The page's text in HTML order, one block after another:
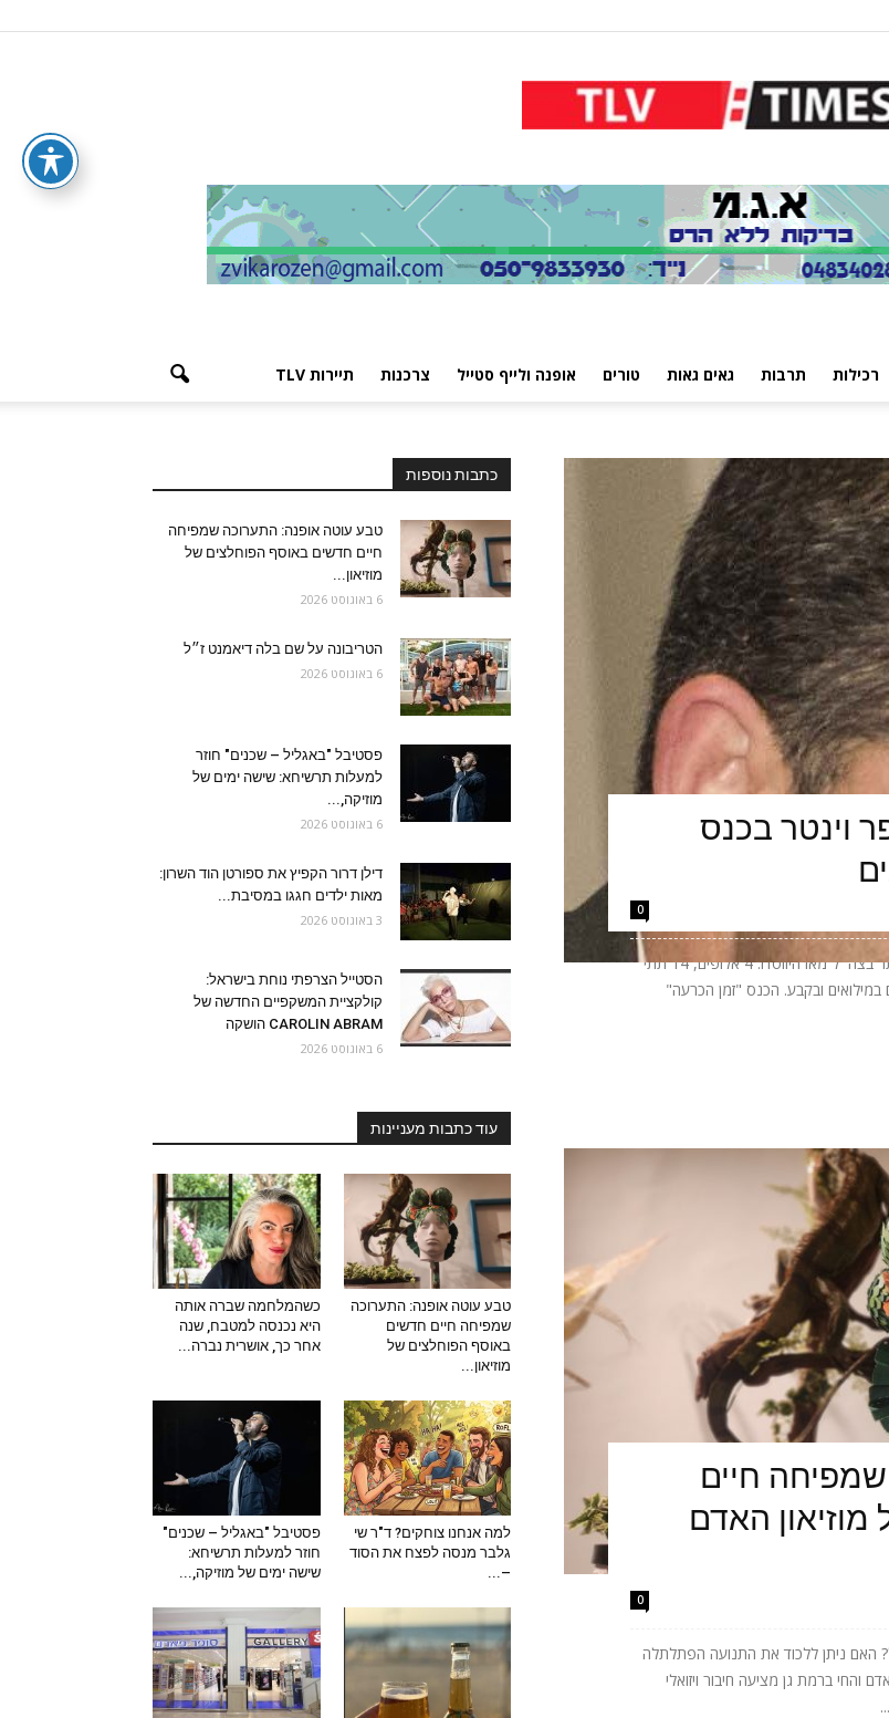
רכילות תרבות גאים גאות טורים אופנה ולייף סטייל צרכנות תיירות TLV
וינטר בכנס
0
הערב יתקיים באקספו ביתן 2 בתל אביב כנס הקצינים הגדול ביותר בצה״ל מאז היווסדו: 4 אלופים, 14 תתי
במילואים ובקבע. הכנס "זמן הכרעה"
חיים
האדם
0
האם ניתן ללכוד את התנועה הפתלתלה
והחי ברמת גן מציעה חיבור ויזואלי
כתבות נוספות
טבע עוטה אופנה: התערוכה שמפיחה
חיים חדשים באוסף הפוחלצים של
מוזיאון...
6 באוגוסט 2026
הטריבונה על שם בלה דיאמנט ז״ל
6 באוגוסט 2026
פסטיבל "באגליל – שכנים" חוזר
למעלות תרשיחא: שישה ימים של
מוזיקה,...
6 באוגוסט 2026
דילן דרור הקפיץ את ספורטן הוד השרון:
מאות ילדים חגגו במסיבת...
3 באוגוסט 2026
הסטייל הצרפתי נוחת בישראל:
קולקציית המשקפיים החדשה של
CAROLIN ABRAM הושקה
6 באוגוסט 2026
עוד כתבות מעניינות
טבע עוטה אופנה: התערוכה
שמפיחה חיים חדשים
באוסף הפוחלצים של
מוזיאון...
כשהמלחמה שברה אותה
היא נכנסה למטבח, שנה
אחר כך, אושרית נברה...
למה אנחנו צוחקים? ד"ר שי
גלבר מנסה לפצח את הסוד
–...
פסטיבל "באגליל – שכנים"
חוזר למעלות תרשיחא:
שישה ימים של מוזיקה,...